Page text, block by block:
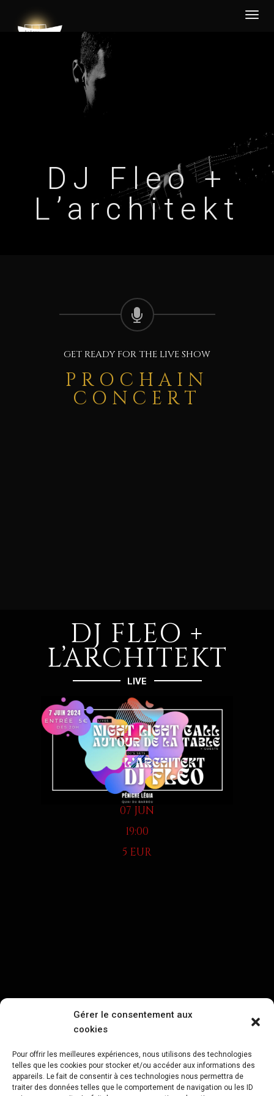
Gérer le consentement aux
cookies
Pour offrir les meilleures expériences, nous utilisons des technologies
telles que les cookies pour stocker et/ou accéder aux informations des
appareils. Le fait de consentir à ces technologies nous permettra de
traiter des données telles que le comportement de navigation ou les ID
DJ Fleo +
L’architekt
GET READY FOR THE LIVE SHOW
PROCHAIN
CONCERT
DJ FLEO +
L’ARCHITEKT
LIVE
07 JUN
19:00
5 EUR